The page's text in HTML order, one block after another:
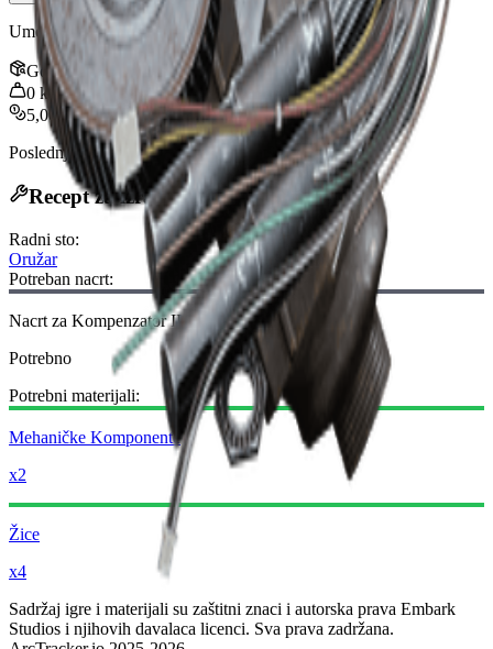
Umereno smanjuje rasipanje po hicu.
Gomila
1
0 kg
5,000
Poslednje ažuriranje:Nov 01, 2025
Recept za izradu
Radni sto:
Oružar
Potreban nacrt:
Nacrt za Kompenzator II
Potrebno
Potrebni materijali:
Mehaničke Komponente
x2
Žice
x4
Sadržaj igre i materijali su zaštitni znaci i autorska prava Embark
Studios i njihovih davalaca licenci. Sva prava zadržana.